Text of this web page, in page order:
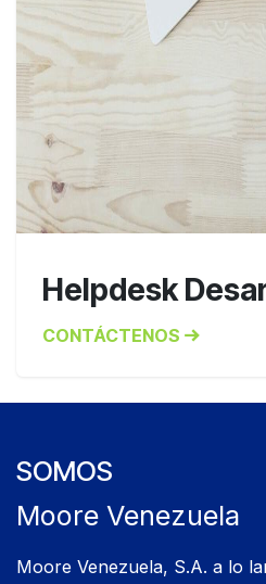
Helpdesk
CONTÁCTENOS
SOMOS
Moore Venezuela
Moore Venezuela, S.A. a lo